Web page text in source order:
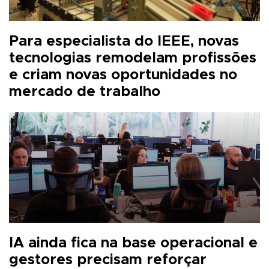
Para especialista do IEEE, novas
tecnologias remodelam profissões
e criam novas oportunidades no
mercado de trabalho
IA ainda fica na base operacional e
gestores precisam reforçar